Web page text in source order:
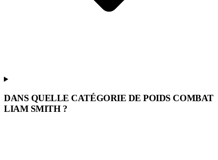
DANS QUELLE CATÉGORIE DE POIDS COMBAT
LIAM SMITH ?